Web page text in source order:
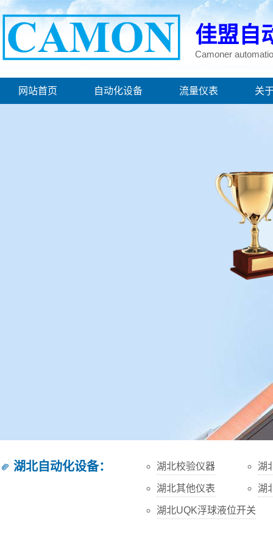
佳盟自
Camoner
网站首页 自动化设备 流量仪表 关
湖北自动化设备： 湖北校验仪器 湖
湖北其他仪表 湖
湖北UQK浮球液位开关